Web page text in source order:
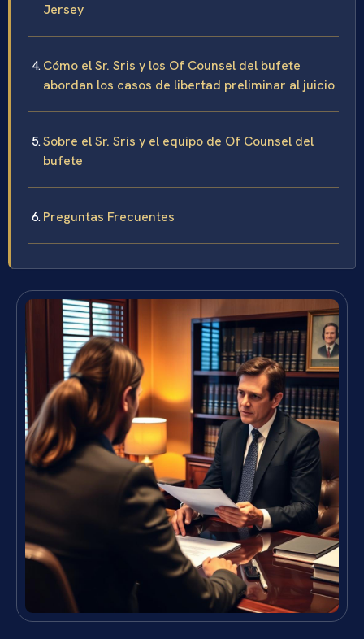
Jersey
Cómo el Sr. Sris y los Of Counsel del bufete
abordan los casos de libertad preliminar al juicio
Sobre el Sr. Sris y el equipo de Of Counsel del
bufete
Preguntas Frecuentes